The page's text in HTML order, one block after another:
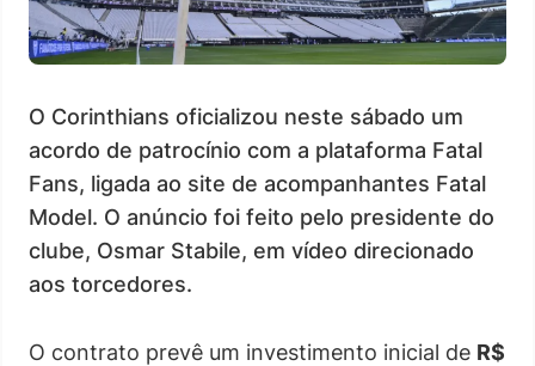
O Corinthians oficializou neste sábado um
acordo de patrocínio com a plataforma Fatal
Fans, ligada ao site de acompanhantes Fatal
Model. O anúncio foi feito pelo presidente do
clube, Osmar Stabile, em vídeo direcionado
aos torcedores.
O contrato prevê um investimento inicial de R$